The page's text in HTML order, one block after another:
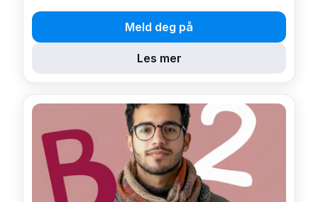
Meld deg på
Les mer